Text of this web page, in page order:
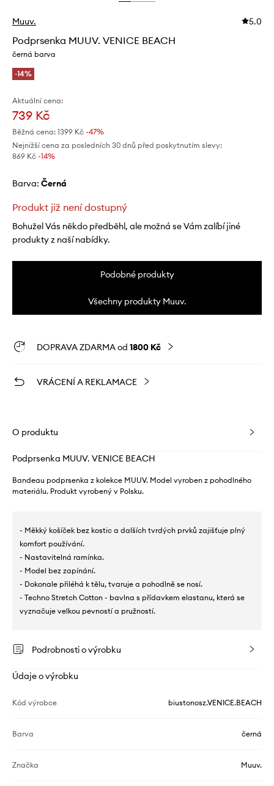
Muuv. 5.0
Podprsenka MUUV. VENICE BEACH
černá barva
-14%
Aktuální cena:
739 Kč
Běžná cena: 1399 Kč -47%
Nejnižší cena za posledních 30 dnů před poskytnutím slevy:
869 Kč -14%
Barva: černá
Produkt již není dostupný
Bohužel Vás někdo předběhl, ale možná se Vám zalíbí jiné
produkty z naší nabídky.
Podobné produkty
Všechny produkty Muuv.
DOPRAVA ZDARMA od 1800 Kč
VRÁCENÍ A REKLAMACE
O produktu
Podprsenka MUUV. VENICE BEACH
Bandeau podprsenka z kolekce MUUV. Model vyroben z pohodlného
materiálu. Produkt vyrobený v Polsku.
- Měkký košíček bez kostic a dalších tvrdých prvků zajišťuje plný
komfort používání.
- Nastavitelná ramínka.
- Model bez zapínání.
- Dokonale přiléhá k tělu, tvaruje a pohodlně se nosí.
- Techno Stretch Cotton - bavlna s přídavkem elastanu, která se
vyznačuje velkou pevností a pružností.
Podrobnosti o výrobku
Údaje o výrobku
Kód výrobce biustonosz.VENICE.BEACH
Barva černá
Značka Muuv.